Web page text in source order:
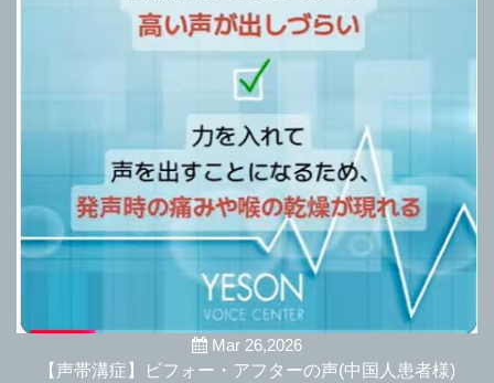
Mar 26,2026
【声帯溝症】ビフォー・アフターの声(中国人患者様)